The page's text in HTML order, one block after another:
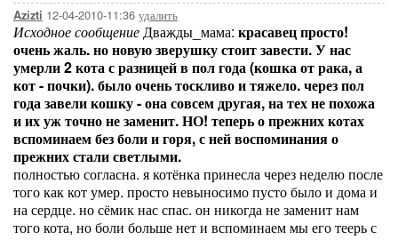
Azizti 12-04-2010-11:36 удалить
Исходное сообщениеДважды_мама: красавец просто!
очень жаль. но новую зверушку стоит завести. У нас
умерли 2 кота с разницей в пол года (кошка от рака, а
кот - почки). было очень тоскливо и тяжело. через пол
года завели кошку - она совсем другая, на тех не похожа
и их уж точно не заменит. НО! теперь о прежних котах
вспоминаем без боли и горя, с ней воспоминания о
прежних стали светлыми.
полностью согласна. я котёнка принесла через неделю после
того как кот умер. просто невыносимо пусто было и дома и
на сердце. но сёмик нас спас. он никогда не заменит нам
того кота, но боли больше нет и вспоминаем мы его теерь с